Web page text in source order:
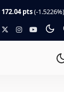
172.04 pts(-1.5226%)